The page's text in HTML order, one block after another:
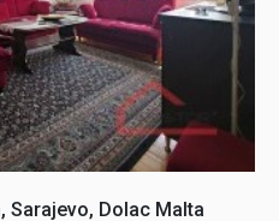
Sarajevo, Dolac Malta